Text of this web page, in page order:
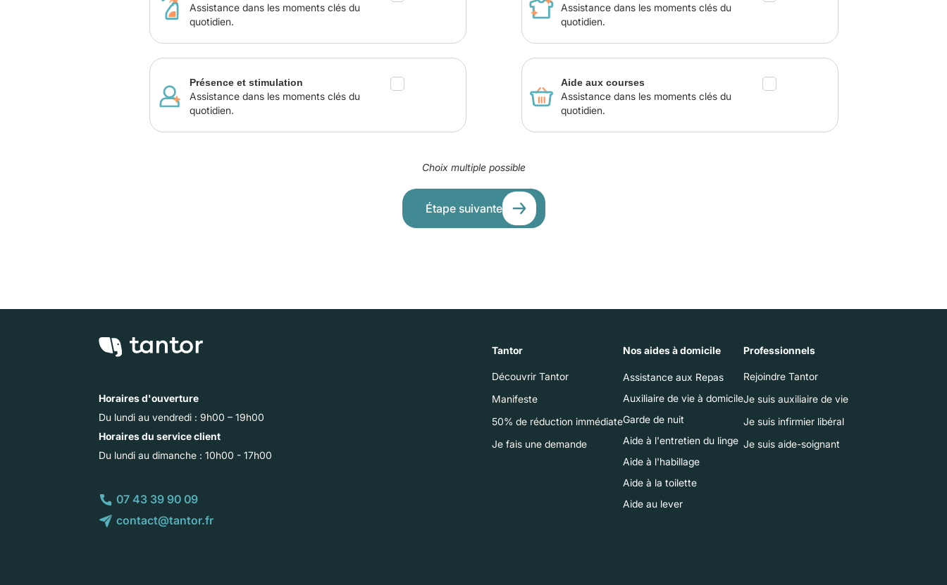
Assistance dans les moments clés du
quotidien.
Assistance dans les moments clés du
quotidien.
Présence et stimulation
Assistance dans les moments clés du
quotidien.
Aide aux courses
Assistance dans les moments clés du
quotidien.
Choix multiple possible
Étape suivante
Horaires d'ouverture
Du lundi au vendredi : 9h00 – 19h00
Horaires du service client
Du lundi au dimanche : 10h00 - 17h00
07 43 39 90 09
contact@tantor.fr
Tantor
Découvrir Tantor
Manifeste
50% de réduction immédiate
Je fais une demande
Nos aides à domicile
Assistance aux Repas
Auxiliaire de vie à domicile
Garde de nuit
Aide à l'entretien du linge
Aide à l'habillage
Aide à la toilette
Aide au lever
Professionnels
Rejoindre Tantor
Je suis auxiliaire de vie
Je suis infirmier libéral
Je suis aide-soignant